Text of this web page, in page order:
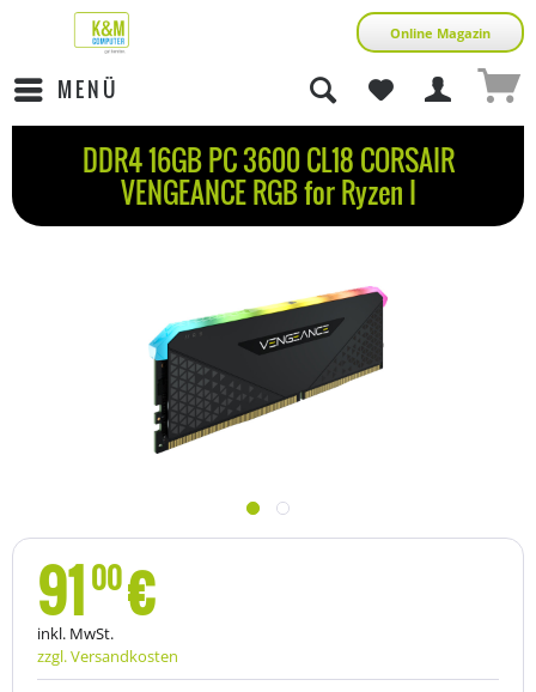
Online Magazin
MENÜ
DDR4 16GB PC 3600 CL18 CORSAIR
VENGEANCE RGB for Ryzen I
91 00€
inkl. MwSt.
zzgl. Versandkosten